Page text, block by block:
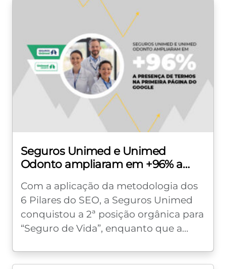
Seguros Unimed e Unimed
Odonto ampliaram em +96% a
página do Google
Com a aplicação da metodologia dos
6 Pilares do SEO, a Seguros Unimed
conquistou a 2ª posição orgânica para
“Seguro de Vida”, enquanto que a